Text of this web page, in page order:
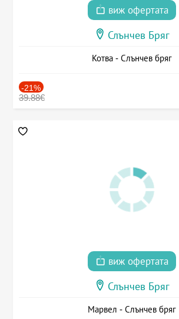
виж офертата
Слънчев Бряг
Котва - Слънчев бряг
-21%
39.88€
виж офертата
Слънчев Бряг
Марвел - Слънчев бряг